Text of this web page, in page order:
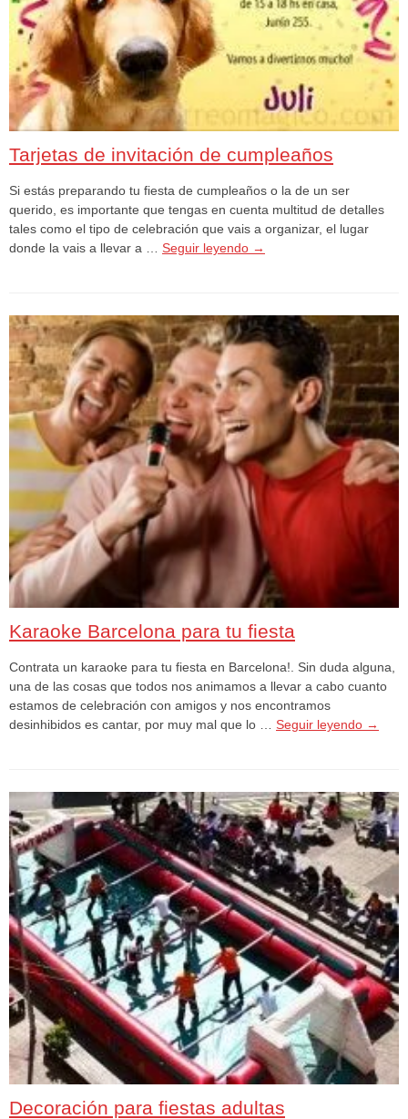
Tarjetas de invitación de cumpleaños
Si estás preparando tu fiesta de cumpleaños o la de un ser
querido, es importante que tengas en cuenta multitud de detalles
tales como el tipo de celebración que vais a organizar, el lugar
donde la vais a llevar a … Seguir leyendo →
Karaoke Barcelona para tu fiesta
Contrata un karaoke para tu fiesta en Barcelona!. Sin duda alguna,
una de las cosas que todos nos animamos a llevar a cabo cuanto
estamos de celebración con amigos y nos encontramos
desinhibidos es cantar, por muy mal que lo … Seguir leyendo →
Decoración para fiestas adultas